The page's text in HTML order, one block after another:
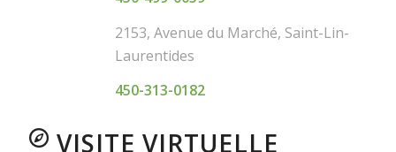
2153, Avenue du Marché, Saint-Lin-
Laurentides
450-313-0182
VISITE VIRTUELLE